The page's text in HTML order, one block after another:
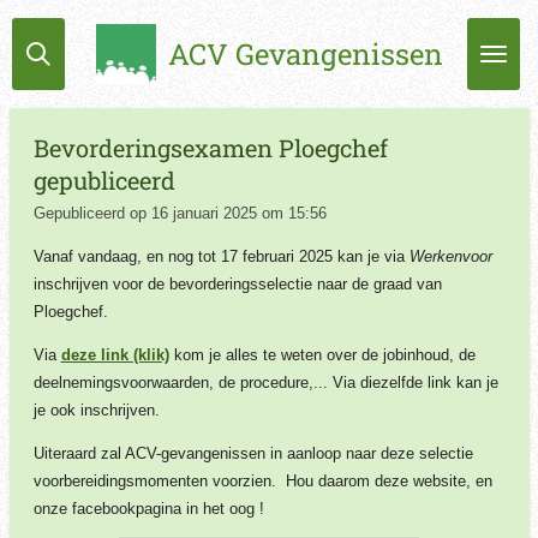
Ga
direct
de
hoofdinhoud
ACV Gevangenissen
Bevorderingsexamen Ploegchef
gepubliceerd
Gepubliceerd op 16 januari 2025 om 15:56
Vanaf vandaag, en nog tot 17 februari 2025 kan je via Werkenvoor
inschrijven voor de bevorderingsselectie naar de graad van
Ploegchef.
Via deze link (klik)kom je alles te weten over de jobinhoud, de
deelnemingsvoorwaarden, de procedure,... Via diezelfde link kan je
je ook inschrijven.
Uiteraard zal ACV-gevangenissen in aanloop naar deze selectie
voorbereidingsmomenten voorzien. Hou daarom deze website, en
onze facebookpagina in het oog !